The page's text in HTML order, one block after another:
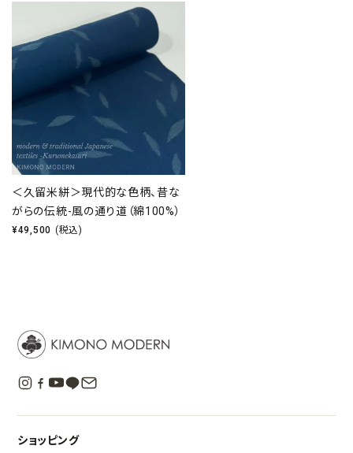
＜久留米絣＞現代的な色柄、昔な
がらの伝統-風の通り道（綿100%）
¥49,500 (税込)
ショッピング